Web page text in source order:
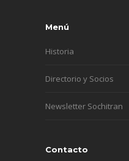
Menú
Historia
Directorio y Socios
Newsletter Sochitran
Contacto